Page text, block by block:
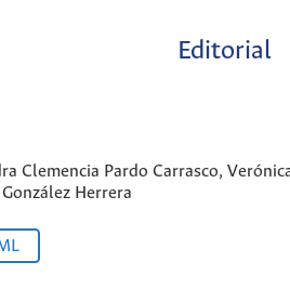
Editorial
Clemencia Pardo Carrasco,
Herrera